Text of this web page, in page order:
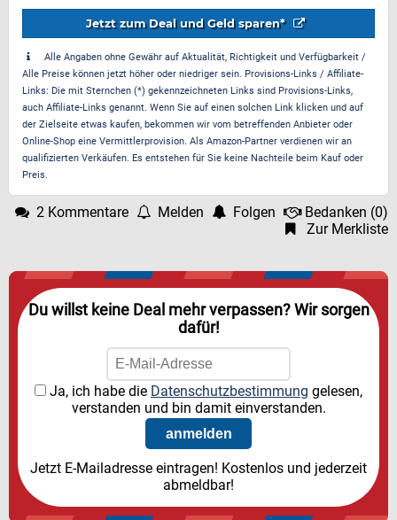
Jetzt zum Deal und Geld sparen*
Alle Angaben ohne Gewähr auf Aktualität, Richtigkeit und Verfügbarkeit /
Alle Preise können jetzt höher oder niedriger sein. Provisions-Links / Affiliate-
Links: Die mit Sternchen (*) gekennzeichneten Links sind Provisions-Links,
auch Affiliate-Links genannt. Wenn Sie auf einen solchen Link klicken und auf
der Zielseite etwas kaufen, bekommen wir vom betreffenden Anbieter oder
Online-Shop eine Vermittlerprovision. Als Amazon-Partner verdienen wir an
qualifizierten Verkäufen. Es entstehen für Sie keine Nachteile beim Kauf oder
Preis.
2 Kommentare Melden Folgen Bedanken (0)
Zur Merkliste
Du willst keine Deal mehr verpassen? Wir sorgen
dafür!
Ja, ich habe die Datenschutzbestimmung gelesen,
verstanden und bin damit einverstanden.
Jetzt E-Mailadresse eintragen! Kostenlos und jederzeit
abmeldbar!